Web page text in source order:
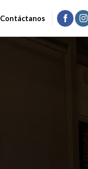
Contáctanos